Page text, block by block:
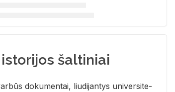
šaltiniai
do­ku­men­tai, liu­di­jan­tys uni­ver­si­te­